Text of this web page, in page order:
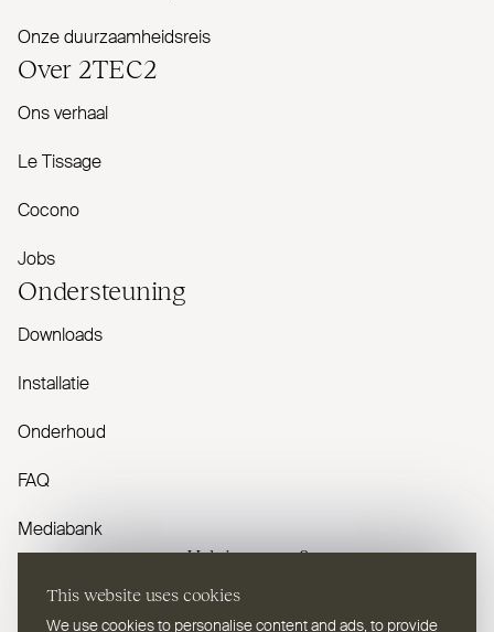
This website uses cookies
We use cookies to personalise content and ads, to provide
Onze duurzaamheidsreis
Over 2TEC2
Ons verhaal
Le Tissage
Cocono
Jobs
Onder­steuning
Downloads
Installatie
Onderhoud
FAQ
Mediabank
Heb je vragen?